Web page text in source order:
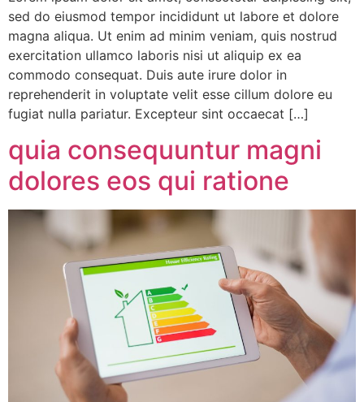
sed do eiusmod tempor incididunt ut labore et dolore
magna aliqua. Ut enim ad minim veniam, quis nostrud
exercitation ullamco laboris nisi ut aliquip ex ea
commodo consequat. Duis aute irure dolor in
reprehenderit in voluptate velit esse cillum dolore eu
fugiat nulla pariatur. Excepteur sint occaecat […]
quia consequuntur magni
dolores eos qui ratione